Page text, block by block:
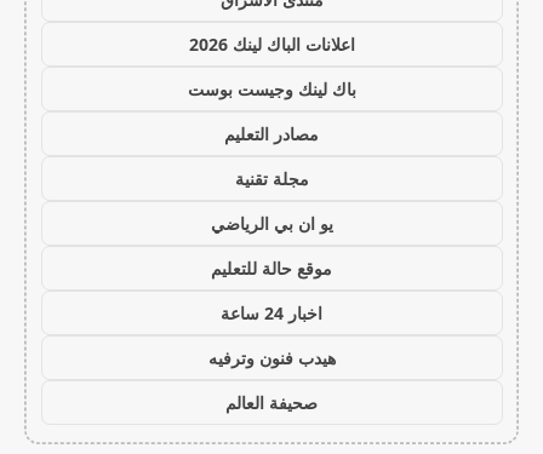
اعلانات الباك لينك 2026
باك لينك وجيست بوست
مصادر التعليم
مجلة تقنية
يو ان بي الرياضي
موقع حالة للتعليم
اخبار 24 ساعة
هيدب فنون وترفيه
صحيفة العالم